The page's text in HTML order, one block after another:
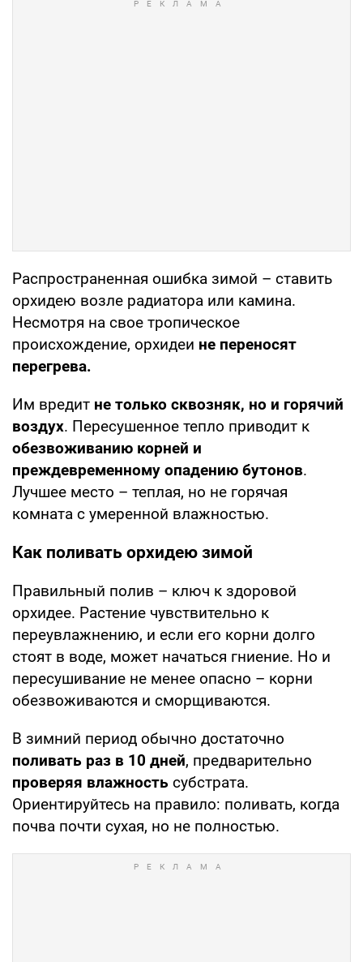
Распространенная ошибка зимой – ставить
орхидею возле радиатора или камина.
Несмотря на свое тропическое
происхождение, орхидеи не переносят
перегрева.
Им вредит не только сквозняк, но и горячий
воздух. Пересушенное тепло приводит к
обезвоживанию корней и
преждевременному опадению бутонов.
Лучшее место – теплая, но не горячая
комната с умеренной влажностью.
Как поливать орхидею зимой
Правильный полив – ключ к здоровой
орхидее. Растение чувствительно к
переувлажнению, и если его корни долго
стоят в воде, может начаться гниение. Но и
пересушивание не менее опасно – корни
обезвоживаются и сморщиваются.
В зимний период обычно достаточно
поливать раз в 10 дней, предварительно
проверяя влажность субстрата.
Ориентируйтесь на правило: поливать, когда
почва почти сухая, но не полностью.